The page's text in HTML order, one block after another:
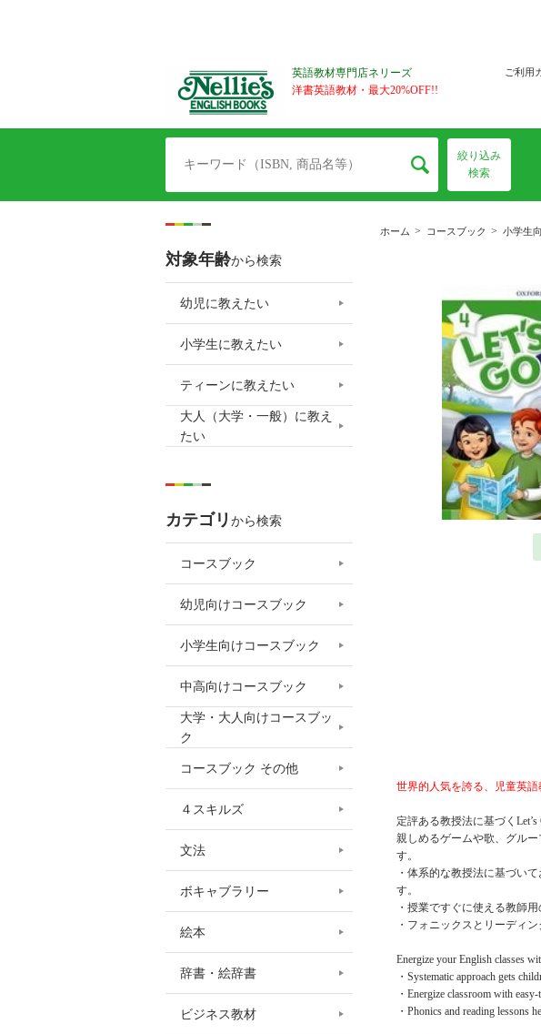
英語教材専門店ネリーズ
洋書英語教材・最大20%OFF!!
ご利用
絞り込み
検索
ホーム > コースブック > 小学生
世界的人気を誇る、児童英語
定評ある教授法に基づく
親しめるゲームや歌、グル
す。
・体系的な教授法に基づい
す。
・授業ですぐに使える教師
・フォニックスとリーディ
Energize your English classes
・Systematic approach gets
・Energize classroom with
・Phonics and reading lessons
対象年齢から検索
幼児に教えたい
小学生に教えたい
ティーンに教えたい
大人（大学・一般）に教え
たい
カテゴリ から検索
コースブック
幼児向けコースブック
小学生向けコースブック
中高向けコースブック
大学・大人向けコースブッ
ク
コースブック その他
４スキルズ
文法
ボキャブラリー
絵本
辞書・絵辞書
ビジネス教材